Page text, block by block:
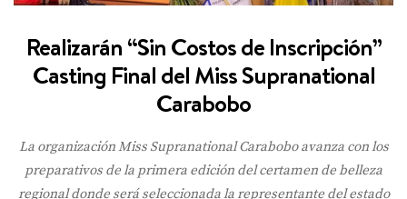
Realizarán “Sin Costos de Inscripción”
Casting Final del Miss Supranational
Carabobo
La organización Miss Supranational Carabobo avanza con los
preparativos de la primera edición del certamen de belleza
regional donde será seleccionada la representante del estado